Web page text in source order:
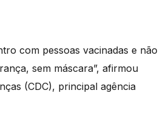
com pessoas vacinadas e não
sem máscara”, afirmou
(CDC), principal agência